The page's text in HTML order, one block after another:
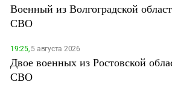
Военный из Волгоградской
СВО
19:25,5 августа 2026
Двое военных из Ростовской
СВО